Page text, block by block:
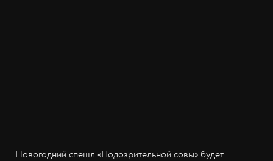
Новогодний спешл «Подозрительной совы» будет